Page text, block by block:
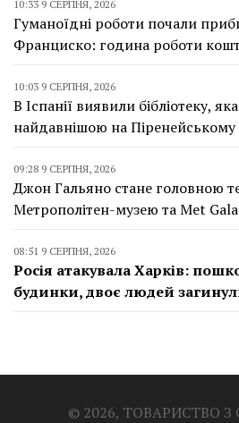
10:33 9 СЕРПНЯ, 2026
Гуманоїдні роботи почали
Франциско: година роботи
10:03 9 СЕРПНЯ, 2026
В Іспанії виявили бібліотеку,
найдавнішою на Піренейському
09:28 9 СЕРПНЯ, 2026
Джон Гальяно стане головною
Метрополітен-музею та Met
08:51 9 СЕРПНЯ, 2026
Росія атакувала Харків:
будинки, двоє людей
© 2026, ТОВАРИСТВО